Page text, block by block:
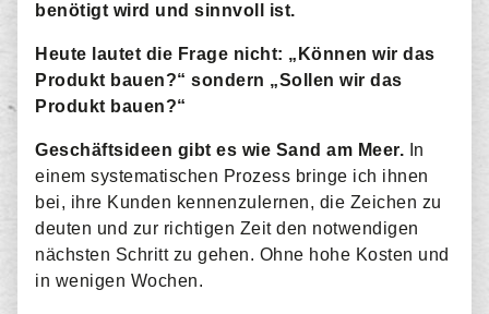
benötigt wird und sinnvoll ist.
Heute lautet die Frage nicht: „Können wir das
Produkt bauen?“ sondern „Sollen wir das
Produkt bauen?“
Geschäftsideen gibt es wie Sand am Meer. In
einem systematischen Prozess bringe ich ihnen
bei, ihre Kunden kennenzulernen, die Zeichen zu
deuten und zur richtigen Zeit den notwendigen
nächsten Schritt zu gehen. Ohne hohe Kosten und
in wenigen Wochen.